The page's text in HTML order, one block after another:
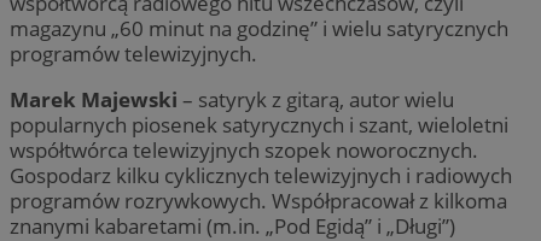
magazynu „60 minut na godzinę” i wielu satyrycznych
programów telewizyjnych.
Marek Majewski – satyryk z gitarą, autor wielu
popularnych piosenek satyrycznych i szant, wieloletni
współtwórca telewizyjnych szopek noworocznych.
Gospodarz kilku cyklicznych telewizyjnych i radiowych
programów rozrywkowych. Współpracował z kilkoma
znanymi kabaretami (m.in. „Pod Egidą” i „Długi”)